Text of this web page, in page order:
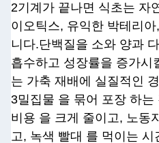
2기계가 끝나면 식초는 자
이오틱스, 유익한 박테리
니다.단백질을 소와 양과
흡수하고 성장률을 증가시
는 가축 재배에 실질적인
3밀집물 을 묶어 포장 하
비용 을 크게 줄이고, 노동
고, 녹색 빨대 를 먹이는